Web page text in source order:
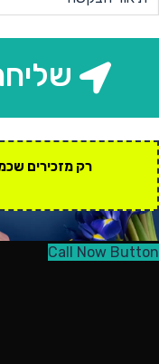
רק מזכירים
Call Now Button